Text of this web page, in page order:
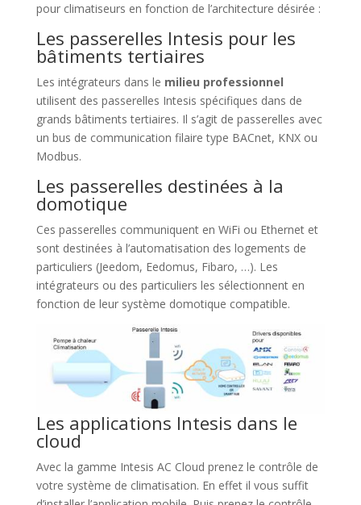
pour climatiseurs en fonction de l’architecture désirée :
Les passerelles Intesis pour les
bâtiments tertiaires
Les intégrateurs dans le milieu professionnel
utilisent des passerelles Intesis spécifiques dans de
grands bâtiments tertiaires. Il s’agit de passerelles avec
un bus de communication filaire type BACnet, KNX ou
Modbus.
Les passerelles destinées à la
domotique
Ces passerelles communiquent en WiFi ou Ethernet et
sont destinées à l’automatisation des logements de
particuliers (Jeedom, Eedomus, Fibaro, …). Les
intégrateurs ou des particuliers les sélectionnent en
fonction de leur système domotique compatible.
Les applications Intesis dans le
cloud
Avec la gamme Intesis AC Cloud prenez le contrôle de
votre système de climatisation. En effet il vous suffit